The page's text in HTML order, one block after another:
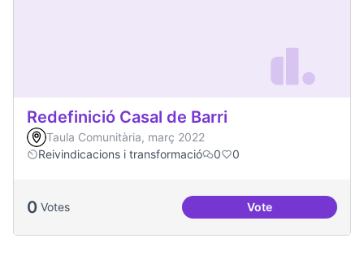
Redefinició Casal de Barri
Taula Comunitària, març 2022
Reivindicacions i transformació
0 0
0 Votes VoteRedefinició Casal